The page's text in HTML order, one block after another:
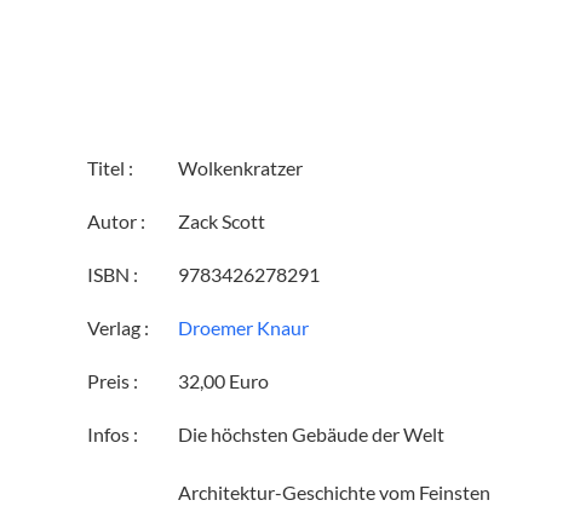
Titel : Wolkenkratzer
Autor : Zack Scott
ISBN : 9783426278291
Verlag : Droemer Knaur
Preis : 32,00 Euro
Infos : Die höchsten Gebäude der Welt
Architektur-Geschichte vom Feinsten